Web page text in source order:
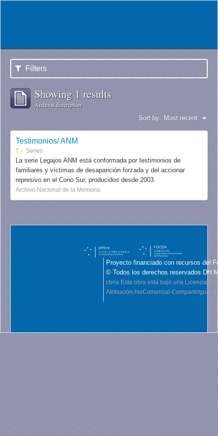
Filters
Showing 1 results
Archival description
Sort by: Most recent
Testimonios/ ANM
T Series
La serie Legajos ANM está conformada por testimonios de
familiares y víctimas de desaparición forzada y del accionar
represivo en el Cono Sur, producidos desde 2003.
Archivo Nacional de la Memoria
Proyecto financiado con recursos del
© Todos los derechos reservados DH
cbna Esta obra está bajo una Licencia
Atribución-NoComercial-CompartirIgual